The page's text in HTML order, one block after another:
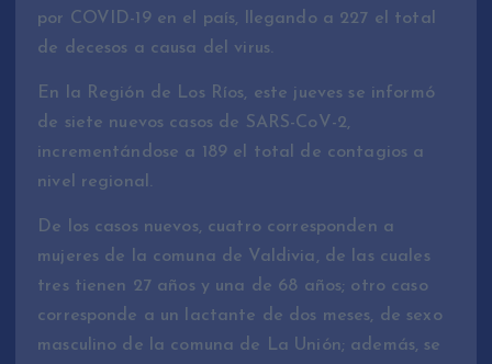
por COVID-19 en el país, llegando a 227 el total
de decesos a causa del virus.
En la Región de Los Ríos, este jueves se informó
de siete nuevos casos de SARS-CoV-2,
incrementándose a 189 el total de contagios a
nivel regional.
De los casos nuevos, cuatro corresponden a
mujeres de la comuna de Valdivia, de las cuales
tres tienen 27 años y una de 68 años; otro caso
corresponde a un lactante de dos meses, de sexo
masculino de la comuna de La Unión; además, se